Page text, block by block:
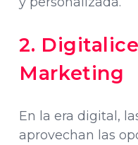
2.
Marketing
En la era digital,
aprovechan las